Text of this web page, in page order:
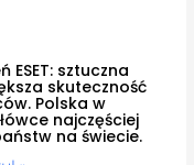
ESET: sztuczna
skuteczność
Polska w
najczęściej
na świecie.